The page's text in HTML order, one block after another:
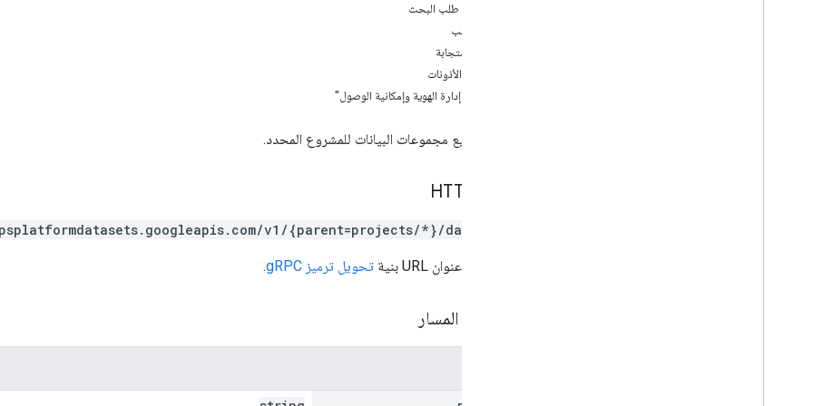
معامِلات طلب البحث
نص الطلب
نص الاستجابة
نطاقات الأذونات
أذونات "إدارة الهوية وإمكانية الوصول"
يسرد جميع مجموعات البيانات للمشروع المحدد.
v1/{parent=projects/*}/datasets
يستخدِم عنوان URL بنية تحويل ترميز gRPC .
مَعلمات المسار